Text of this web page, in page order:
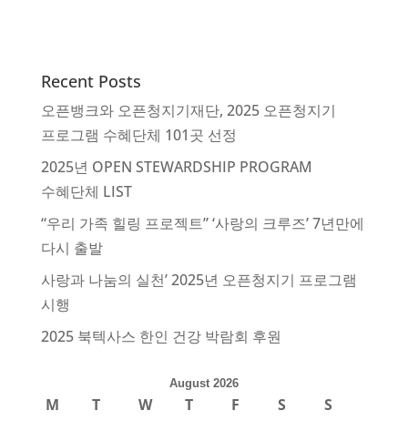
Recent Posts
오픈뱅크와 오픈청지기재단, 2025 오픈청지기
프로그램 수혜단체 101곳 선정
2025년 OPEN STEWARDSHIP PROGRAM
수혜단체 LIST
“우리 가족 힐링 프로젝트” ‘사랑의 크루즈’ 7년만에
다시 출발
사랑과 나눔의 실천’ 2025년 오픈청지기 프로그램
시행
2025 북텍사스 한인 건강 박람회 후원
August 2026
M T W T F S S